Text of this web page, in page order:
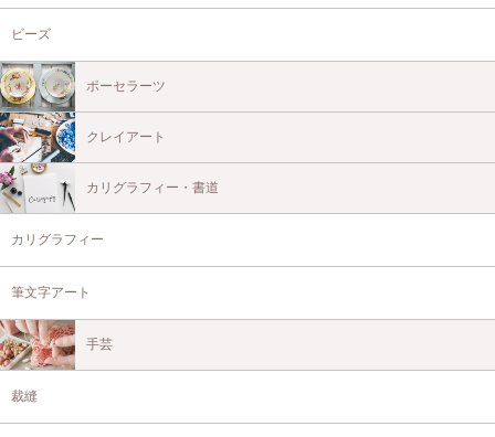
ビーズ
ポーセラーツ
クレイアート
カリグラフィー・書道
カリグラフィー
筆文字アート
手芸
裁縫